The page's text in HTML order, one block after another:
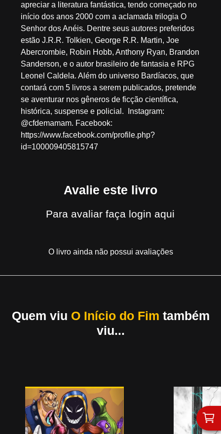
apreciar a literatura fantástica, tendo começado no
início dos anos 2000 com a aclamada trilogia O
Senhor dos Anéis. Dentre seus autores preferidos
estão J.R.R. Tolkien, George R.R. Martin, Joe
Abercrombie, Robin Hobb, Anthony Ryan, Brandon
Sanderson, e o autor brasileiro de fantasia e RPG
Leonel Caldela. Além do universo Bardíacos, que
contará com 5 livros a serem publicados, pretende
se aventurar nos gêneros de ficção científica,
histórica, suspense e policial. Instagram:
@cfdemamam. Facebook:
https://www.facebook.com/profile.php?
id=100009405815747
Avalie este livro
Para avaliarfaça login aqui
O livro ainda não possui avaliações
Quem viu O Início do Fim também
viu...